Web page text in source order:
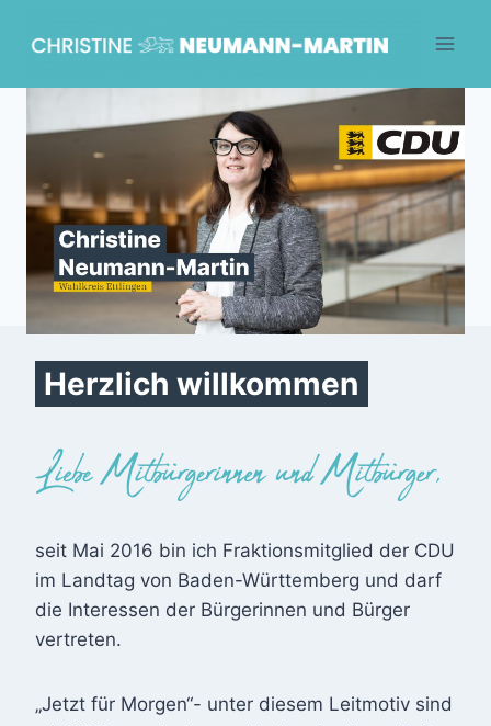
Herzlich willkommen
seit Mai 2016 bin ich Fraktionsmitglied der CDU
im Landtag von Baden-Württemberg und darf
die Interessen der Bürgerinnen und Bürger
vertreten.
„Jetzt für Morgen“- unter diesem Leitmotiv sind